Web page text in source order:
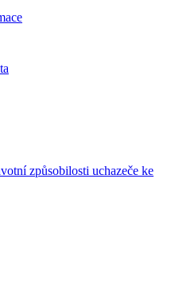
způsobilosti uchazeče ke